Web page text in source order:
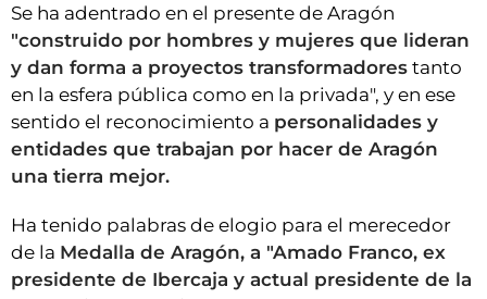
Se ha adentrado en el presente de Aragón
"construido por hombres y mujeres que lideran
y dan forma a proyectos transformadores tanto
en la esfera pública como en la privada", y en ese
sentido el reconocimiento a personalidades y
entidades que trabajan por hacer de Aragón
una tierra mejor.
Ha tenido palabras de elogio para el merecedor
de la Medalla de Aragón, a "Amado Franco, ex
presidente de Ibercaja y actual presidente de la